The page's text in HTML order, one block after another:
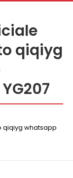
qiqiyg
qiqiyg whatsapp